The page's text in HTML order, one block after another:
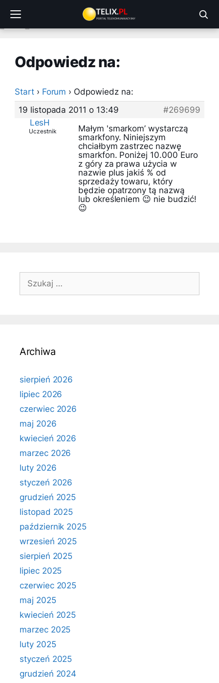
treści
Odpowiedz na:
Start › Forum › Odpowiedz na:
19 listopada 2011 o 13:49
#269699
LesH
Uczestnik
Małym 'smarkom’ wystarczą
smarkfony. Niniejszym
chciałbym zastrzec nazwę
smarkfon. Poniżej 10.000 Euro
z góry za prawa użycia w
nazwie plus jakiś % od
sprzedaży towaru, który
będzie opatrzony tą nazwą
lub określeniem 😉 nie budzić!
😉
Szukaj:
Archiwa
sierpień 2026
lipiec 2026
czerwiec 2026
maj 2026
kwiecień 2026
marzec 2026
luty 2026
styczeń 2026
grudzień 2025
listopad 2025
październik 2025
wrzesień 2025
sierpień 2025
lipiec 2025
czerwiec 2025
maj 2025
kwiecień 2025
marzec 2025
luty 2025
styczeń 2025
grudzień 2024